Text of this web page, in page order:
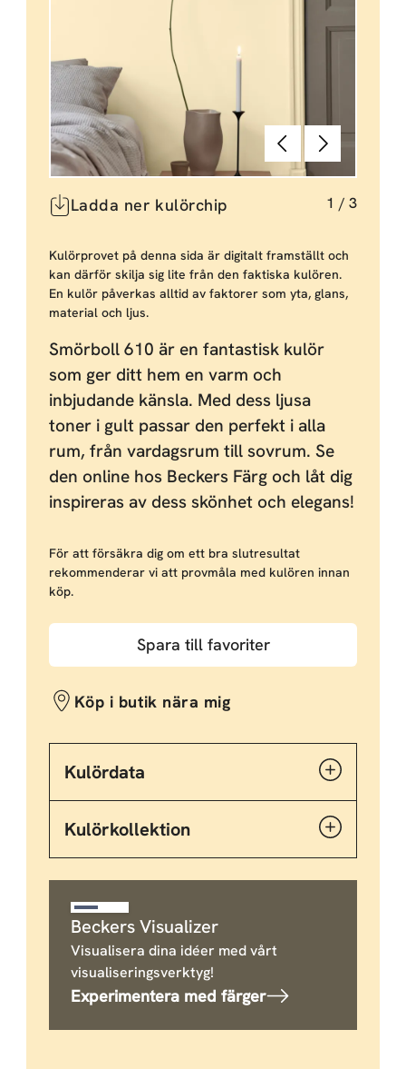
Föregående
Nästa
Ladda ner kulörchip 1 / 3
Kulörprovet på denna sida är digitalt framställt och
kan därför skilja sig lite från den faktiska kulören.
En kulör påverkas alltid av faktorer som yta, glans,
material och ljus.
Smörboll 610 är en fantastisk kulör
som ger ditt hem en varm och
inbjudande känsla. Med dess ljusa
toner i gult passar den perfekt i alla
rum, från vardagsrum till sovrum. Se
den online hos Beckers Färg och låt dig
inspireras av dess skönhet och elegans!
För att försäkra dig om ett bra slutresultat
rekommenderar vi att provmåla med kulören innan
köp.
Spara till favoriter
Köp i butik nära mig
Kulördata
Kulörkollektion
Beckers Visualizer
Visualisera dina idéer med vårt
visualiseringsverktyg!
Experimentera med färger